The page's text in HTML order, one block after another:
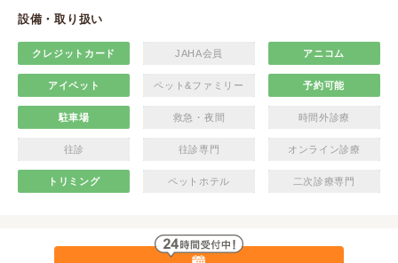
設備・取り扱い
クレジットカード JAHA会員 アニコム
アイペット ペット&ファミリー 予約可能
駐車場 救急・夜間 時間外診療
往診 往診専門 オンライン診療
トリミング ペットホテル 二次診療専門